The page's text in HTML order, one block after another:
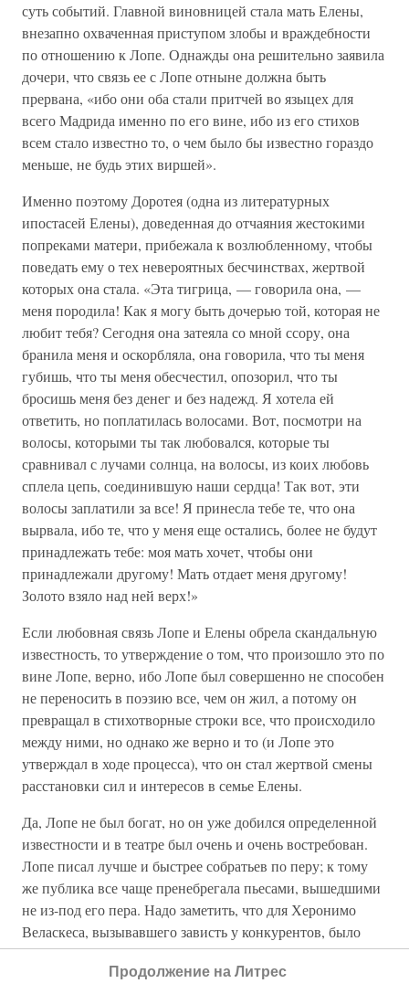
суть событий. Главной виновницей стала мать Елены,
внезапно охваченная приступом злобы и враждебности
по отношению к Лопе. Однажды она решительно заявила
дочери, что связь ее с Лопе отныне должна быть
прервана, «ибо они оба стали притчей во языцех для
всего Мадрида именно по его вине, ибо из его стихов
всем стало известно то, о чем было бы известно гораздо
меньше, не будь этих виршей».
Именно поэтому Доротея (одна из литературных
ипостасей Елены), доведенная до отчаяния жестокими
попреками матери, прибежала к возлюбленному, чтобы
поведать ему о тех невероятных бесчинствах, жертвой
которых она стала. «Эта тигрица, — говорила она, —
меня породила! Как я могу быть дочерью той, которая не
любит тебя? Сегодня она затеяла со мной ссору, она
бранила меня и оскорбляла, она говорила, что ты меня
губишь, что ты меня обесчестил, опозорил, что ты
бросишь меня без денег и без надежд. Я хотела ей
ответить, но поплатилась волосами. Вот, посмотри на
волосы, которыми ты так любовался, которые ты
сравнивал с лучами солнца, на волосы, из коих любовь
сплела цепь, соединившую наши сердца! Так вот, эти
волосы заплатили за все! Я принесла тебе те, что она
вырвала, ибо те, что у меня еще остались, более не будут
принадлежать тебе: моя мать хочет, чтобы они
принадлежали другому! Мать отдает меня другому!
Золото взяло над ней верх!»
Если любовная связь Лопе и Елены обрела скандальную
известность, то утверждение о том, что произошло это по
вине Лопе, верно, ибо Лопе был совершенно не способен
не переносить в поэзию все, чем он жил, а потому он
превращал в стихотворные строки все, что происходило
между ними, но однако же верно и то (и Лопе это
утверждал в ходе процесса), что он стал жертвой смены
расстановки сил и интересов в семье Елены.
Да, Лопе не был богат, но он уже добился определенной
известности и в театре был очень и очень востребован.
Лопе писал лучше и быстрее собратьев по перу; к тому
же публика все чаще пренебрегала пьесами, вышедшими
не из-под его пера. Надо заметить, что для Херонимо
Веласкеса, вызывавшего зависть у конкурентов, было
весьма ощутимым преимуществом то, что в его
распоряжении и практически в его «личном
Продолжение на Литрес